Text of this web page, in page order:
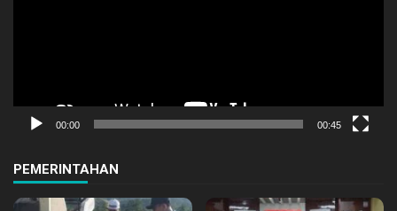
00:00 00:45
PEMERINTAHAN